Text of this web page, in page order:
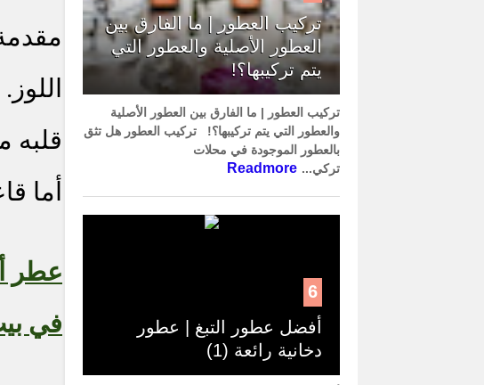
اللوز.
قلبه
أما
عطر
في
تركيب العطور | ما الفارق بين
العطور الأصلية والعطور التي
يتم تركيبها؟!
تركيب العطور | ما الفارق بين العطور الأصلية
والعطور التي يتم تركيبها؟! تركيب العطور هل تثق
بالعطور الموجودة في محلات
تركي... Readmore
6
أفضل عطور التبغ | عطور
دخانية رائعة (1)